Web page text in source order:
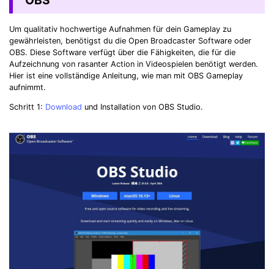
Um qualitativ hochwertige Aufnahmen für dein Gameplay zu
gewährleisten, benötigst du die Open Broadcaster Software oder
OBS. Diese Software verfügt über die Fähigkeiten, die für die
Aufzeichnung von rasanter Action in Videospielen benötigt werden.
Hier ist eine vollständige Anleitung, wie man mit OBS Gameplay
aufnimmt.
Schritt 1: Download und Installation von OBS Studio.